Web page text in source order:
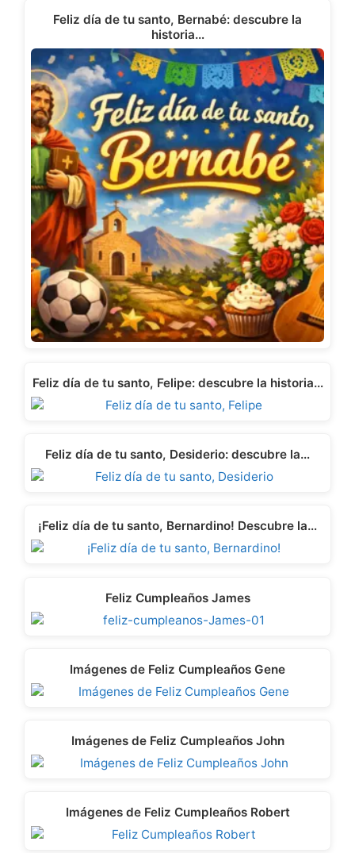
Feliz día de tu santo, Bernabé: descubre la
historia…
Feliz día de tu santo, Felipe: descubre la historia…
Feliz día de tu santo, Desiderio: descubre la…
¡Feliz día de tu santo, Bernardino! Descubre la…
Feliz Cumpleaños James
Imágenes de Feliz Cumpleaños Gene
Imágenes de Feliz Cumpleaños John
Imágenes de Feliz Cumpleaños Robert